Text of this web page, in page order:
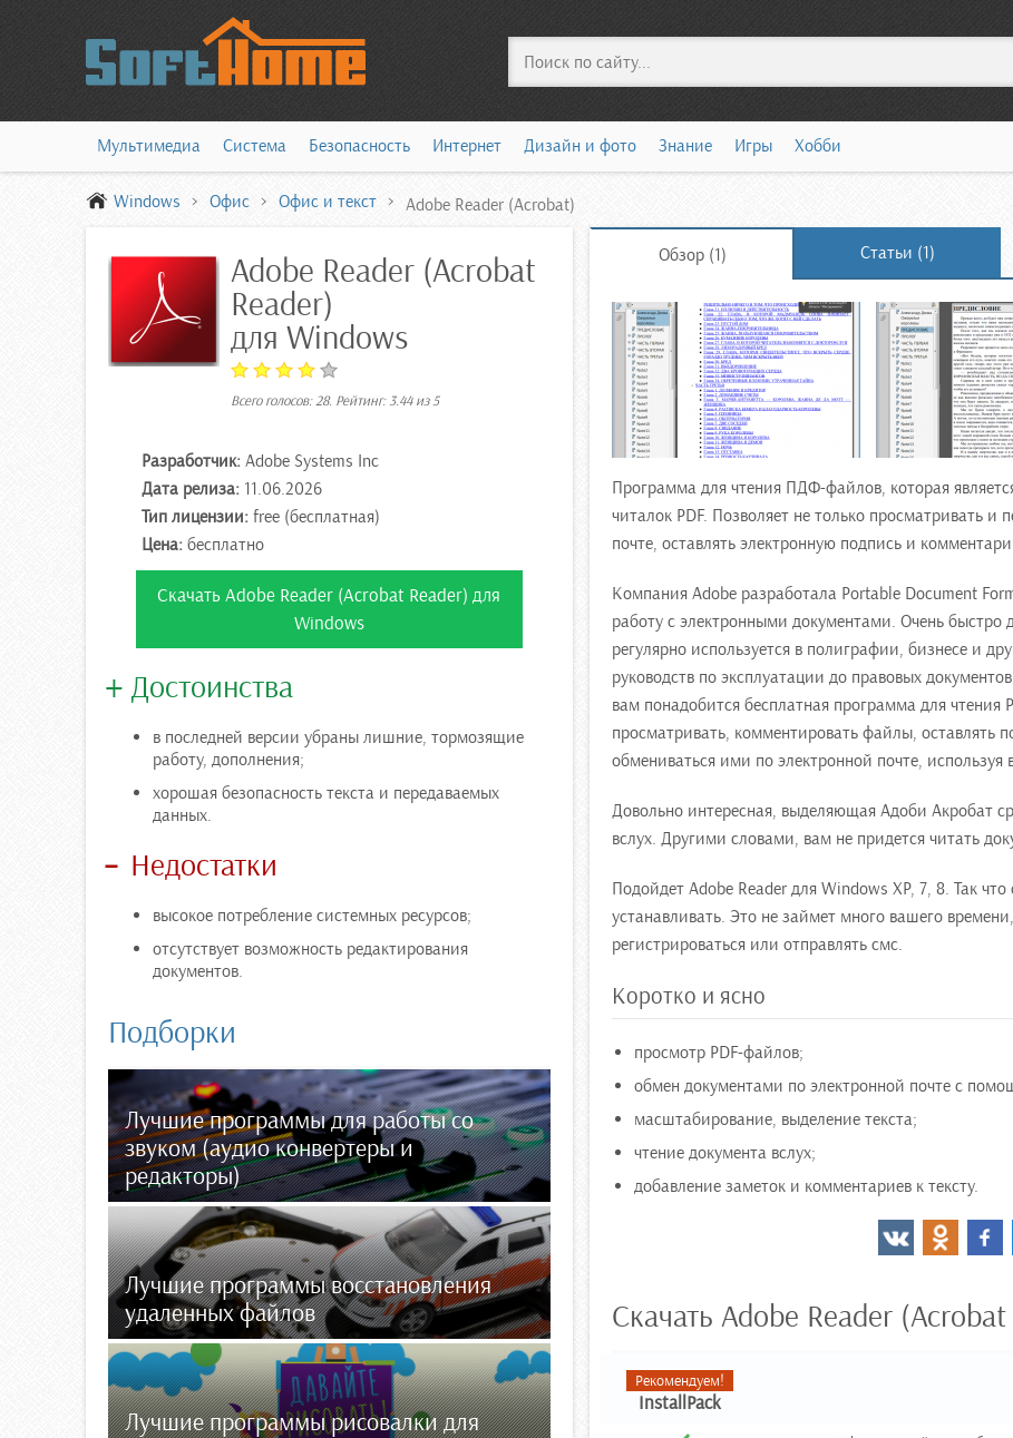
Поиск
Мультимедиа Система Безопасность Интернет Дизайн и фото Знание Игры Хобби
Windows Офис Офис и текст Adobe Reader (Acrobat)
Adobe Reader (Acrobat
Reader)
для Windows
Всего голосов:28. Рейтинг:3.44из5
Разработчик: Adobe Systems Inc
Дата релиза: 11.06.2026
Тип лицензии: free (бесплатная)
Цена: бесплатно
Скачать Adobe Reader (Acrobat Reader) для
Windows
Достоинства
в последней версии убраны лишние, тормозящие
работу, дополнения;
хорошая безопасность текста и передаваемых
данных.
Недостатки
высокое потребление системных ресурсов;
отсутствует возможность редактирования
документов.
Подборки
Лучшие программы для работы со
звуком (аудио конвертеры и
редакторы)
Лучшие программы восстановления
удаленных файлов
Лучшие программы рисовалки для
Обзор (1) Статьи (1)
Программа для чтения ПДФ-файлов, которая
читалок PDF. Позволяет не только просматривать
почте, оставлять электронную подпись и
Компания Adobe разработала Portable Document
работу с электронными документами. Очень
регулярно используется в полиграфии, бизнесе и
руководств по эксплуатации до правовых
вам понадобится бесплатная программа для
просматривать, комментировать файлы, оставлять
обмениваться ими по электронной почте, используя
Довольно интересная, выделяющая Адоби Акробат
вслух. Другими словами, вам не придется читать
Подойдет Adobe Reader для Windows XP, 7, 8. Так
устанавливать. Это не займет много вашего
регистрироваться или отправлять смс.
Коротко и ясно
просмотр PDF-файлов;
обмен документами по электронной почте с
масштабирование, выделение текста;
чтение документа вслух;
добавление заметок и комментариев к тексту.
Скачать Adobe Reader
Рекомендуем!
InstallPack